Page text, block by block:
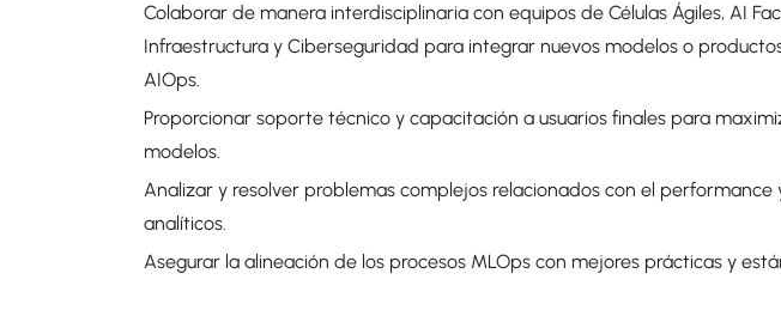
Colaborar de manera interdisciplinaria con equipos de Células Ágiles, AI
Infraestructura y Ciberseguridad para integrar nuevos modelos o
AIOps.
Proporcionar soporte técnico y capacitación a usuarios finales para
modelos.
Analizar y resolver problemas complejos relacionados con el
analíticos.
Asegurar la alineación de los procesos MLOps con mejores prácticas y